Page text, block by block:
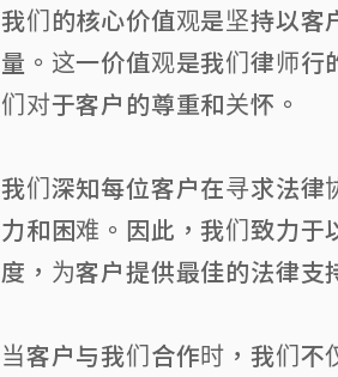
我们的核心价值观是坚持以客
量。这一价值观是我们律师行
们对于客户的尊重和关怀。
我们深知每位客户在寻求法律
力和困难。因此，我们致力于
度，为客户提供最佳的法律支
当客户与我们合作时，我们不